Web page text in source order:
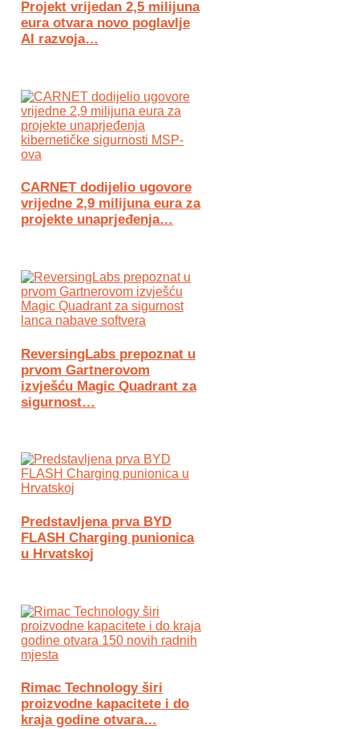
Projekt vrijedan 2,5 milijuna
eura otvara novo poglavlje
AI razvoja…
CARNET dodijelio ugovore
vrijedne 2,9 milijuna eura za
projekte unaprjeđenja…
ReversingLabs prepoznat u
prvom Gartnerovom
izvješću Magic Quadrant za
sigurnost…
Predstavljena prva BYD
FLASH Charging punionica
u Hrvatskoj
Rimac Technology širi
proizvodne kapacitete i do
kraja godine otvara…